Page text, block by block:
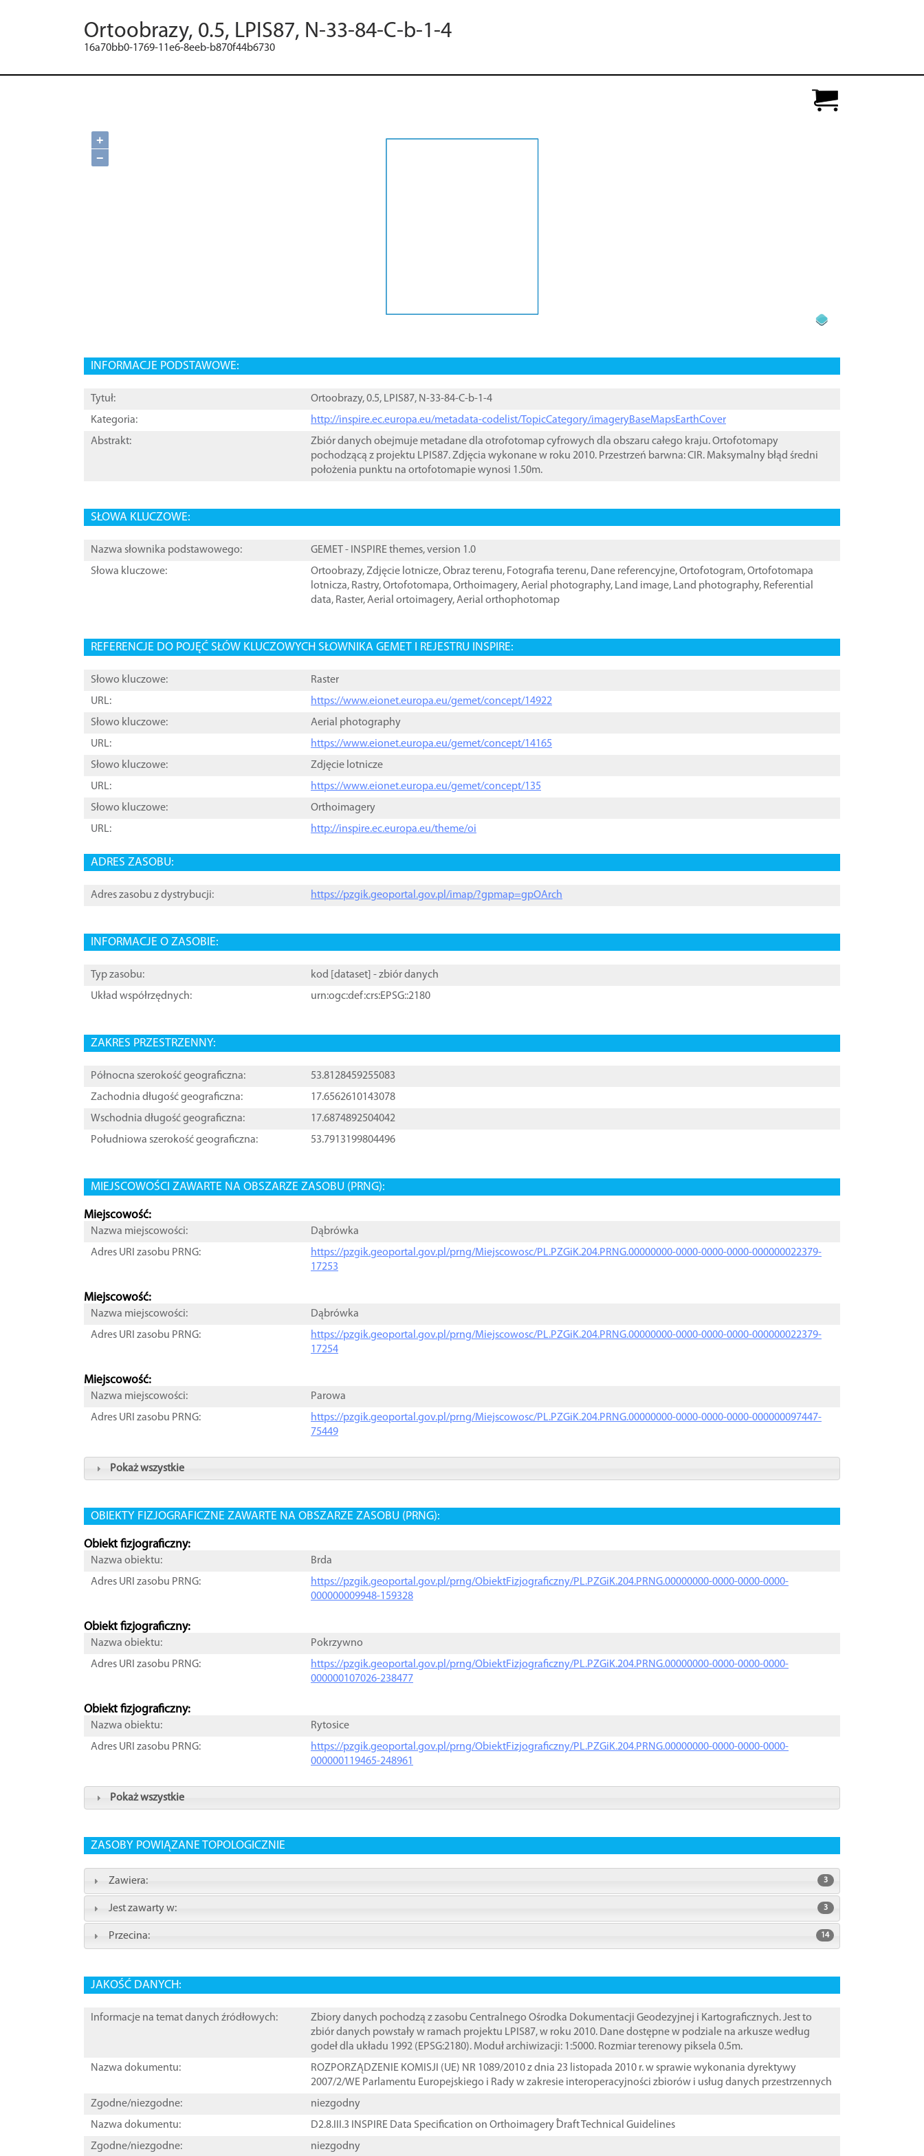
Ortoobrazy, 0.5, LPIS87, N-33-84-C-b-1-4
16a70bb0-1769-11e6-8eeb-b870f44b6730
+
−
INFORMACJE PODSTAWOWE:
Tytuł:
Ortoobrazy, 0.5, LPIS87, N-33-84-C-b-1-4
Kategoria:
http://inspire.ec.europa.eu/metadata-codelist/TopicCategory/imageryBaseMapsEarthCover
Abstrakt:
Zbiór danych obejmuje metadane dla otrofotomap cyfrowych dla obszaru całego kraju. Ortofotomapy
pochodzącą z projektu LPIS87. Zdjęcia wykonane w roku 2010. Przestrzeń barwna: CIR. Maksymalny błąd średni
położenia punktu na ortofotomapie wynosi 1.50m.
SŁOWA KLUCZOWE:
Nazwa słownika podstawowego:
GEMET - INSPIRE themes, version 1.0
Słowa kluczowe:
Ortoobrazy,Zdjęcie lotnicze,Obraz terenu, Fotografia terenu, Dane referencyjne,Ortofotogram,Ortofotomapa
lotnicza, Rastry,Ortofotomapa,Orthoimagery,Aerial photography, Land image, Land photography, Referential
data, Raster,Aerial ortoimagery,Aerial orthophotomap
REFERENCJE DO POJĘĆ SŁÓW KLUCZOWYCH SŁOWNIKA GEMET I REJESTRU INSPIRE:
Słowo kluczowe:
Raster
URL:
https://www.eionet.europa.eu/gemet/concept/14922
Słowo kluczowe:
Aerial photography
URL:
https://www.eionet.europa.eu/gemet/concept/14165
Słowo kluczowe:
Zdjęcie lotnicze
URL:
https://www.eionet.europa.eu/gemet/concept/135
Słowo kluczowe:
Orthoimagery
URL:
http://inspire.ec.europa.eu/theme/oi
ADRES ZASOBU:
Adres zasobu z dystrybucji: https://pzgik.geoportal.gov.pl/imap/?gpmap=gpOArch
INFORMACJE O ZASOBIE:
Typ zasobu: kod [ dataset ] - zbiór danych
Układ współrzędnych:
urn:ogc:def:crs:EPSG::2180
ZAKRES PRZESTRZENNY:
Północna szerokość geograficzna:
53.8128459255083
Zachodnia długość geograficzna:
17.6562610143078
Wschodnia długość geograficzna:
17.6874892504042
Południowa szerokość geograficzna:
53.7913199804496
MIEJSCOWOŚCI ZAWARTE NA OBSZARZE ZASOBU (PRNG):
Miejscowość:
Nazwa miejscowości:
Dąbrówka
Adres URI zasobu PRNG:
https://pzgik.geoportal.gov.pl/prng/Miejscowosc/PL.PZGiK.204.PRNG.00000000-0000-0000-0000-000000022379-
17253
Miejscowość:
Nazwa miejscowości:
Dąbrówka
Adres URI zasobu PRNG:
https://pzgik.geoportal.gov.pl/prng/Miejscowosc/PL.PZGiK.204.PRNG.00000000-0000-0000-0000-000000022379-
17254
Miejscowość:
Nazwa miejscowości:
Parowa
Adres URI zasobu PRNG:
https://pzgik.geoportal.gov.pl/prng/Miejscowosc/PL.PZGiK.204.PRNG.00000000-0000-0000-0000-000000097447-
75449
Pokaż wszystkie
OBIEKTY FIZJOGRAFICZNE ZAWARTE NA OBSZARZE ZASOBU (PRNG):
Obiekt fizjograficzny:
Nazwa obiektu:
Brda
Adres URI zasobu PRNG:
https://pzgik.geoportal.gov.pl/prng/ObiektFizjograficzny/PL.PZGiK.204.PRNG.00000000-0000-0000-0000-
000000009948-159328
Obiekt fizjograficzny:
Nazwa obiektu:
Pokrzywno
Adres URI zasobu PRNG:
https://pzgik.geoportal.gov.pl/prng/ObiektFizjograficzny/PL.PZGiK.204.PRNG.00000000-0000-0000-0000-
000000107026-238477
Obiekt fizjograficzny:
Nazwa obiektu:
Rytosice
Adres URI zasobu PRNG:
https://pzgik.geoportal.gov.pl/prng/ObiektFizjograficzny/PL.PZGiK.204.PRNG.00000000-0000-0000-0000-
000000119465-248961
Pokaż wszystkie
ZASOBY POWIĄZANE TOPOLOGICZNIE
Zawiera: 3
Jest zawarty w: 3
Przecina: 14
JAKOŚĆ DANYCH:
Informacje na temat danych źródłowych:
Zbiory danych pochodzą z zasobu Centralnego Ośrodka Dokumentacji Geodezyjnej i Kartograficznych. Jest to
zbiór danych powstały w ramach projektu LPIS87, w roku 2010. Dane dostępne w podziale na arkusze według
godeł dla układu 1992 (EPSG:2180). Moduł archiwizacji: 1:5000. Rozmiar terenowy piksela 0.5m.
Nazwa dokumentu:
ROZPORZĄDZENIE KOMISJI (UE) NR 1089/2010 z dnia 23 listopada 2010 r. w sprawie wykonania dyrektywy
2007/2/WE Parlamentu Europejskiego i Rady w zakresie interoperacyjności zbiorów i usług danych przestrzennych
Zgodne/niezgodne:
niezgodny
Nazwa dokumentu:
D2.8.III.3 INSPIRE Data Specification on Orthoimagery ֠Draft Technical Guidelines
Zgodne/niezgodne:
niezgodny